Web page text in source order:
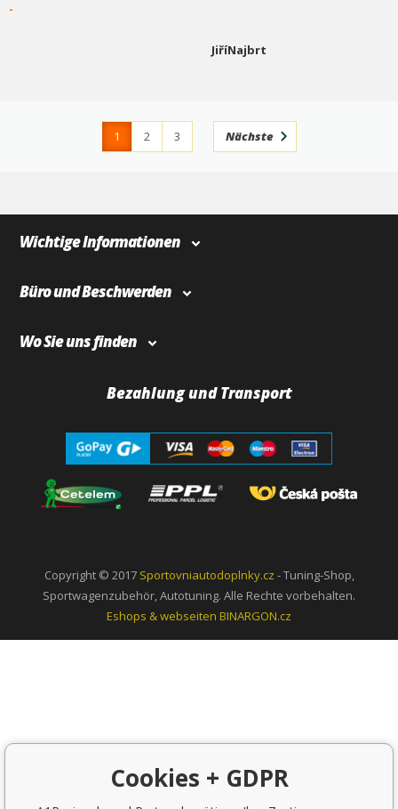
-
JiříNajbrt
1 2
3
Nächste
Wichtige Informationen
Büro und Beschwerden
Wo Sie uns finden
Bezahlung und Transport
Copyright © 2017 Sportovniautodoplnky.cz - Tuning-Shop,
Sportwagenzubehör, Autotuning. Alle Rechte vorbehalten.
Eshops & webseiten BINARGON.cz
Cookies + GDPR